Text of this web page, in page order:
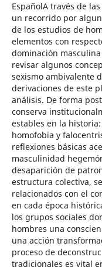
EspañolA través de
un recorrido por
de los estudios de
elementos con
dominación
revisar algunos
sexismo ambivalente
derivaciones de este
análisis. De forma
conserva
estables en la
homofobia y
reflexiones básicas
masculinidad
desaparición de
estructura colectiva,
relacionados con el
en cada época
los grupos sociales
hombres una
una acción
proceso de
tradicionales es vital